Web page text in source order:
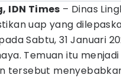
IDN Times – Dinas
uap yang
Sabtu, 31 Januari
Temuan itu
tersebut